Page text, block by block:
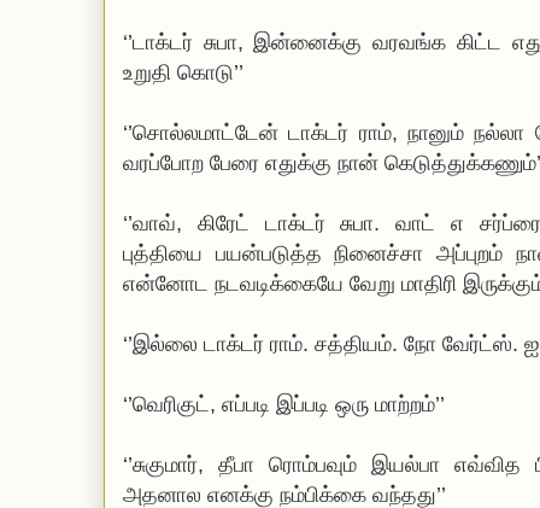
‘’டாக்டர் சுபா, இன்னைக்கு வரவங்க கிட்ட
உறுதி கொடு’’
‘’சொல்லமாட்டேன் டாக்டர் ராம், நானும்
வரப்போற பேரை எதுக்கு நான்
‘’வாவ், கிரேட் டாக்டர் சுபா. வாட் எ
புத்தியை பயன்படுத்த நினைச்சா அப்புறம்
என்னோட நடவடிக்கையே வேறு மாதிரி
‘’இல்லை டாக்டர் ராம். சத்தியம். நோ வேர்ட்ஸ்.
‘’வெரிகுட், எப்படி இப்படி ஒரு மாற்றம்’’
‘’சுகுமார், தீபா ரொம்பவும் இயல்பா
அதனால எனக்கு நம்பிக்கை வந்தது’’